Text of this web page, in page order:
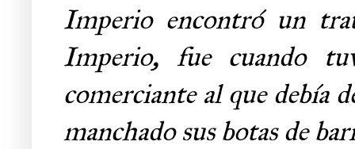
Imperio encontró un
Imperio, fue cuando
comerciante al que debía
manchado sus botas de